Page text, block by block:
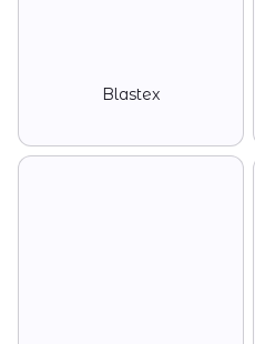
Blastex